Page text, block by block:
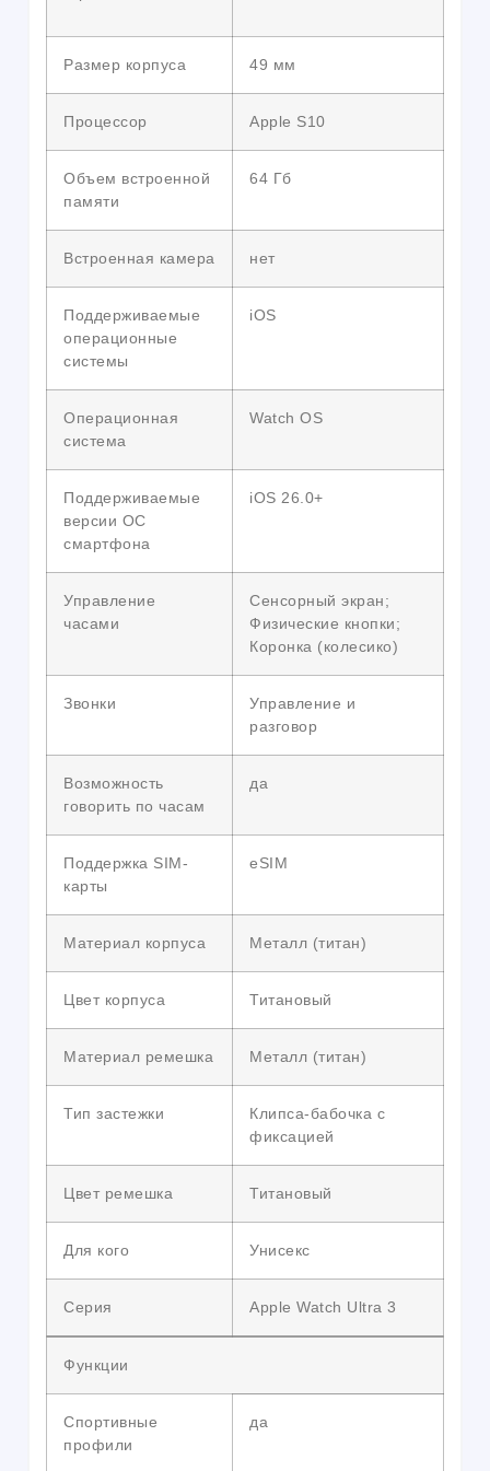
Размер корпуса 49 мм
Процессор Apple S10
Объем встроенной
памяти
64 Гб
Встроенная камера нет
Поддерживаемые
операционные
системы
iOS
Операционная
система
Watch OS
Поддерживаемые
версии ОС
смартфона
iOS 26.0+
Управление
часами
Сенсорный экран;
Физические кнопки;
Коронка (колесико)
Звонки
Управление и
разговор
Возможность
говорить по часам
да
Поддержка SIM-
карты
eSIM
Материал корпуса Металл (титан)
Цвет корпуса Титановый
Материал ремешка Металл (титан)
Тип застежки
Клипса-бабочка с
фиксацией
Цвет ремешка Титановый
Для кого Унисекс
Серия Apple Watch Ultra 3
Функции
Спортивные
профили
да